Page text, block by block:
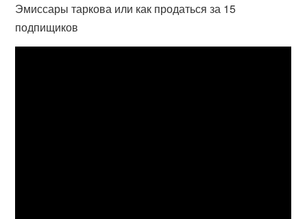
Эмиссары таркова или как продаться за 15
подпищиков